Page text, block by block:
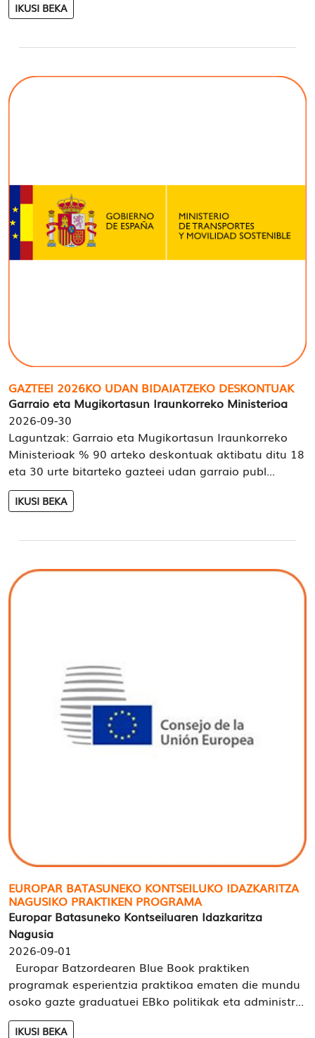
IKUSI BEKA
GAZTEEI 2026KO UDAN BIDAIATZEKO DESKONTUAK
Garraio eta Mugikortasun Iraunkorreko Ministerioa
2026-09-30
Laguntzak: Garraio eta Mugikortasun Iraunkorreko
Ministerioak % 90 arteko deskontuak aktibatu ditu 18
eta 30 urte bitarteko gazteei udan garraio publ...
IKUSI BEKA
EUROPAR BATASUNEKO KONTSEILUKO IDAZKARITZA
NAGUSIKO PRAKTIKEN PROGRAMA
Europar Batasuneko Kontseiluaren Idazkaritza
Nagusia
2026-09-01
Europar Batzordearen Blue Book praktiken
programak esperientzia praktikoa ematen die mundu
osoko gazte graduatuei EBko politikak eta administr...
IKUSI BEKA